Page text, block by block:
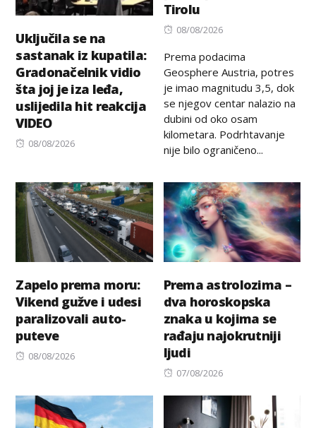
Uključila se na
sastanak iz kupatila:
Gradonačelnik vidio
šta joj je iza leđa,
uslijedila hit reakcija
VIDEO
Posted
08/08/2026
Tirolu
Posted
08/08/2026
Prema podacima
Geosphere Austria, potres
je imao magnitudu 3,5, dok
se njegov centar nalazio na
dubini od oko osam
kilometara. Podrhtavanje
nije bilo ograničeno...
Zapelo prema moru:
Vikend gužve i udesi
paralizovali auto-
puteve
Posted
08/08/2026
Prema astrolozima –
dva horoskopska
znaka u kojima se
rađaju najokrutniji
ljudi
Posted
07/08/2026